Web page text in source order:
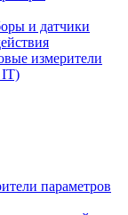
и датчики
измерители
IT)
параметров